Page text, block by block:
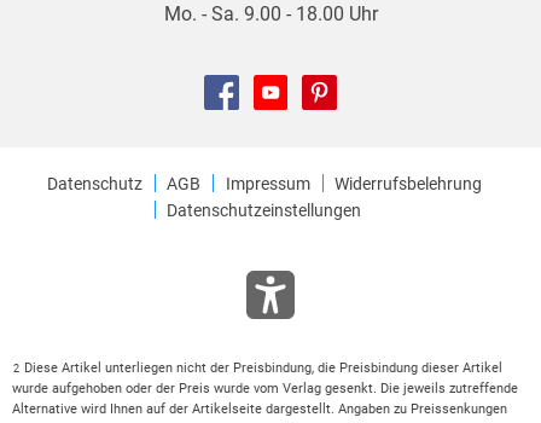
Mo. - Sa. 9.00 - 18.00 Uhr
Datenschutz AGB Impressum
Widerrufsbelehrung
Datenschutzeinstellungen
2 Diese Artikel unterliegen nicht der Preisbindung, die Preisbindung dieser Artikel
wurde aufgehoben oder der Preis wurde vom Verlag gesenkt. Die jeweils zutreffende
Alternative wird Ihnen auf der Artikelseite dargestellt. Angaben zu Preissenkungen